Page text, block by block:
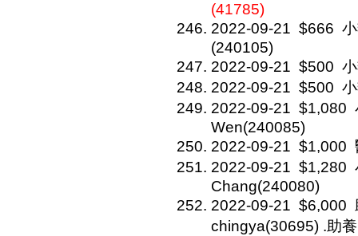
(41785)
2022-09-21 $666
(240105)
2022-09-21 $500
2022-09-21 $500
2022-09-21 $1,080
Wen(240085)
2022-09-21 $1,000
2022-09-21 $1,280
Chang(240080)
2022-09-21 $6,000
chingya(30695) .助